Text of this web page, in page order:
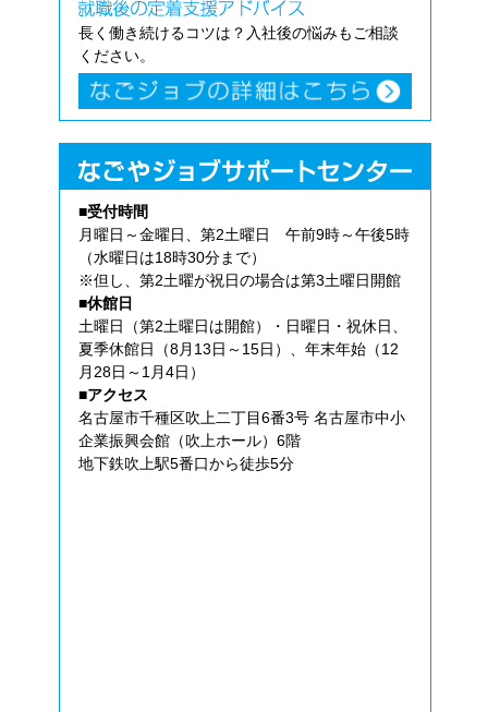
長く働き続けるコツは？入社後の悩みもご相談
ください。
■受付時間
月曜日～金曜日、第2土曜日 午前9時～午後5時
（水曜日は18時30分まで）
※但し、第2土曜が祝日の場合は第3土曜日開館
■休館日
土曜日（第2土曜日は開館）・日曜日・祝休日、
夏季休館日（8月13日～15日）、年末年始（12
月28日～1月4日）
■アクセス
名古屋市千種区吹上二丁目6番3号 名古屋市中小
企業振興会館（吹上ホール）6階
地下鉄吹上駅5番口から徒歩5分